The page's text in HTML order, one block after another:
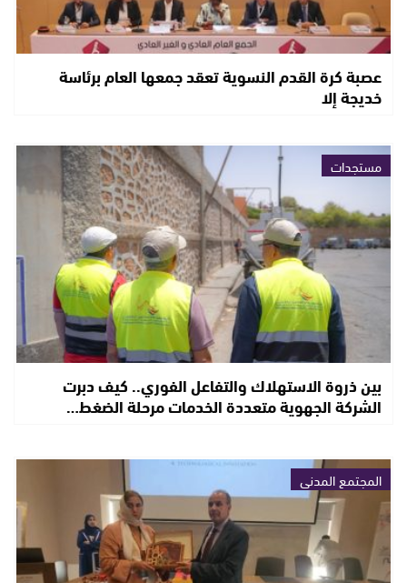
عصبة كرة القدم النسوية تعقد جمعها العام برئاسة
خديجة إلا
مستجدات
بين ذروة الاستهلاك والتفاعل الفوري.. كيف دبرت
الشركة الجهوية متعددة الخدمات مرحلة الضغط…
المجتمع المدني